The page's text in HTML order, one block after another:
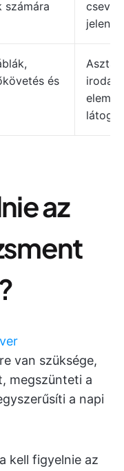
számára
és
az
van szüksége,
megszünteti a
a napi
kell figyelnie az